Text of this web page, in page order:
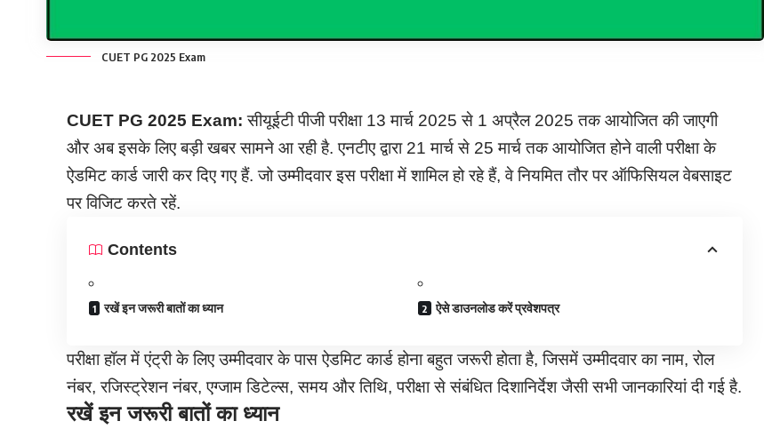
CUET PG 2025 Exam
CUET PG2025 Exam: सीयूईटी पीजी परीक्षा 13 मार्च 2025 से 1 अप्रैल 2025 तक आयोजित की जाएगी
और अब इसके लिए बड़ी खबर सामने आ रही है. एनटीए द्वारा 21 मार्च से 25 मार्च तक आयोजित होने वाली परीक्षा के
ऐडमिट कार्ड जारी कर दिए गए हैं. जो उम्मीदवार इस परीक्षा में शामिल हो रहे हैं, वे नियमित तौर पर ऑफिसियल वेबसाइट
पर विजिट करते रहें.
Contents
रखें इन जरूरी बातों का ध्यान ऐसे डाउनलोड करें प्रवेशपत्र
परीक्षा हॉल में एंट्री के लिए उम्मीदवार के पास ऐडमिट कार्ड होना बहुत जरूरी होता है, जिसमें उम्मीदवार का नाम, रोल
नंबर, रजिस्ट्रेशन नंबर, एग्जाम डिटेल्स, समय और तिथि, परीक्षा से संबंधित दिशानिर्देश जैसी सभी जानकारियां दी गई है.
रखें इन जरूरी बातों का ध्यान